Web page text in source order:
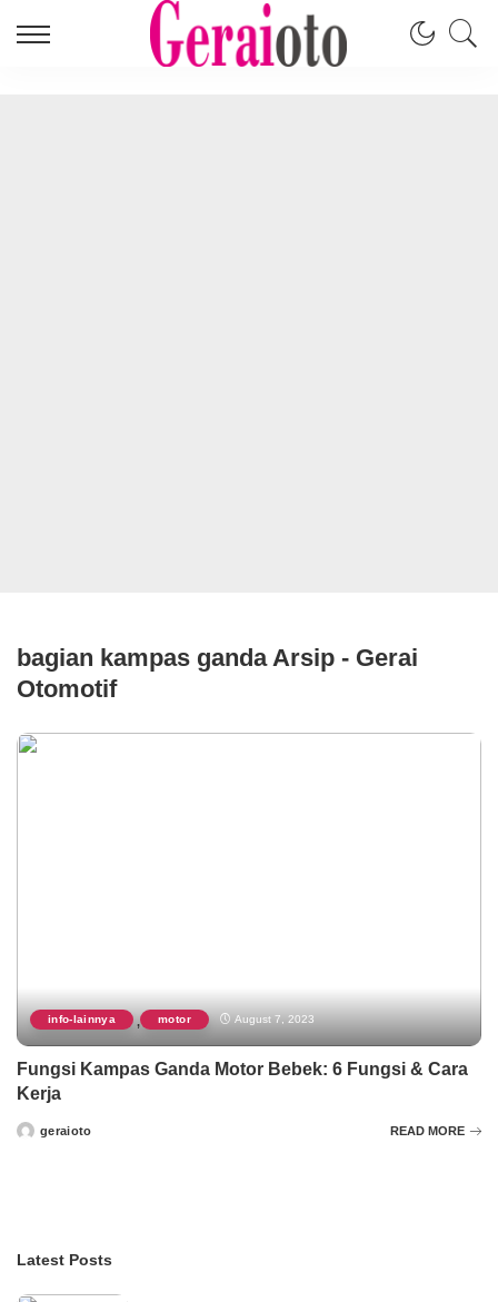
bagian kampas ganda Arsip - Gerai
Otomotif
info-lainnya , motor August 7, 2023
Fungsi Kampas Ganda Motor Bebek: 6 Fungsi & Cara
Kerja
Postedgeraioto READ MORE
Latest Posts